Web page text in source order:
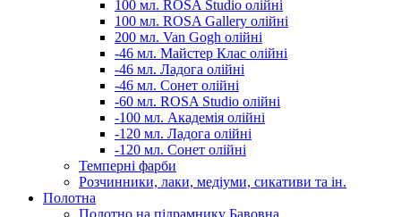
100 мл. ROSA Studio олійні
100 мл. ROSA Gallery олійні
200 мл. Van Gogh олійні
-46 мл. Майстер Клас олійні
-46 мл. Ладога олійні
-46 мл. Сонет олійні
-60 мл. ROSA Studio олійні
-100 мл. Академія олійні
-120 мл. Ладога олійні
-120 мл. Сонет олійні
Темперні фарби
Розчинники, лаки, медіуми, сикативи та ін.
Полотна
Полотно на підрамнику Бавовна